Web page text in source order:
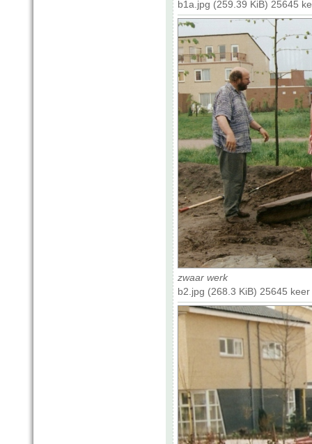
b1a.jpg (259.39 KiB) 25645
zwaar werk
b2.jpg (268.3 KiB) 25645